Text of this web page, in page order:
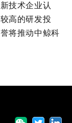
技术企业认
高的研发投
将推动中鲸科